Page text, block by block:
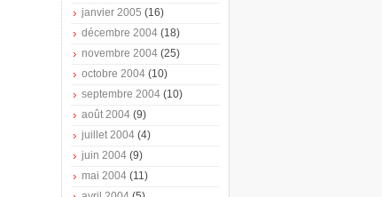
janvier 2005 (16)
décembre 2004 (18)
novembre 2004 (25)
octobre 2004 (10)
septembre 2004 (10)
août 2004 (9)
juillet 2004 (4)
juin 2004 (9)
mai 2004 (11)